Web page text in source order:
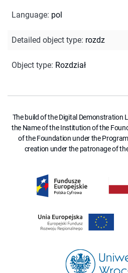
Language: pol
Detailed object type: rozdz
Object type: Rozdział
The build of the Digital Demonstration
the Name of the Institution of the
of the Foundation under the
creation under the patronage of